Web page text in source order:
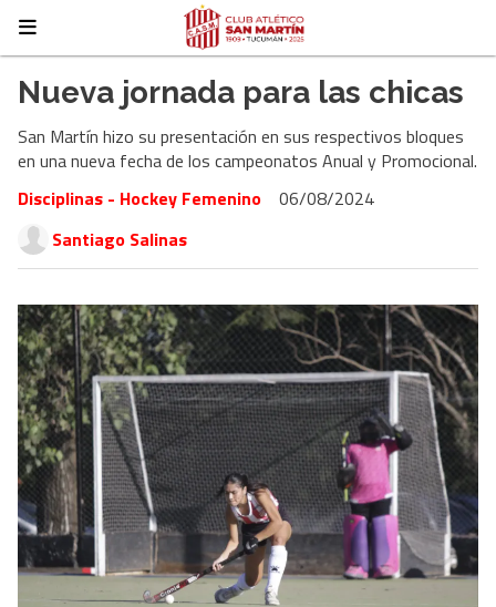
Nueva jornada para las chicas
San Martín hizo su presentación en sus respectivos bloques
en una nueva fecha de los campeonatos Anual y Promocional.
Disciplinas - Hockey Femenino
06/08/2024
Santiago Salinas